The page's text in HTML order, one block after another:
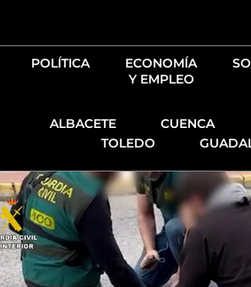
contenido
POLÍTICA
ECONOMÍA
Y EMPLEO
ALBACETE CUENCA
TOLEDO